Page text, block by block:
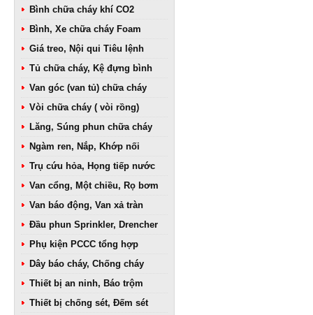
Bình chữa cháy khí CO2
Bình, Xe chữa cháy Foam
Giá treo, Nội qui Tiêu lệnh
Tủ chữa cháy, Kệ đựng bình
Van góc (van tủ) chữa cháy
Vòi chữa cháy ( vòi rồng)
Lăng, Súng phun chữa cháy
Ngàm ren, Nắp, Khớp nối
Trụ cứu hỏa, Họng tiếp nước
Van cổng, Một chiều, Rọ bơm
Van báo động, Van xả tràn
Đầu phun Sprinkler, Drencher
Phụ kiện PCCC tổng hợp
Dây báo cháy, Chống cháy
Thiết bị an ninh, Báo trộm
Thiết bị chống sét, Đếm sét